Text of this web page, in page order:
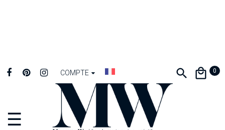
COMPTE 0
Basculer
☰